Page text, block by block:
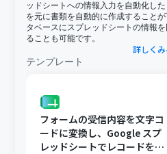
ッドシートへの情報入力を自動化し
を元に書類を自動的に作成すること
タベースにスプレッドシートの情報
ることも可能です。
詳しくみ
テンプレート
フォームの受信内容を文字コ
ードに変換し、Google スプ
レッドシートでレコードを追